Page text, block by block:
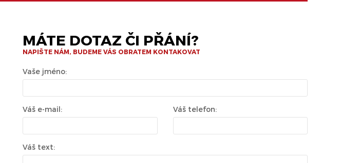
MÁTE DOTAZ ČI PŘÁNÍ?
NAPIŠTE NÁM, BUDEME VÁS OBRATEM KONTAKOVAT
Vaše jméno:
Váš e-mail: Váš telefon:
Váš text: